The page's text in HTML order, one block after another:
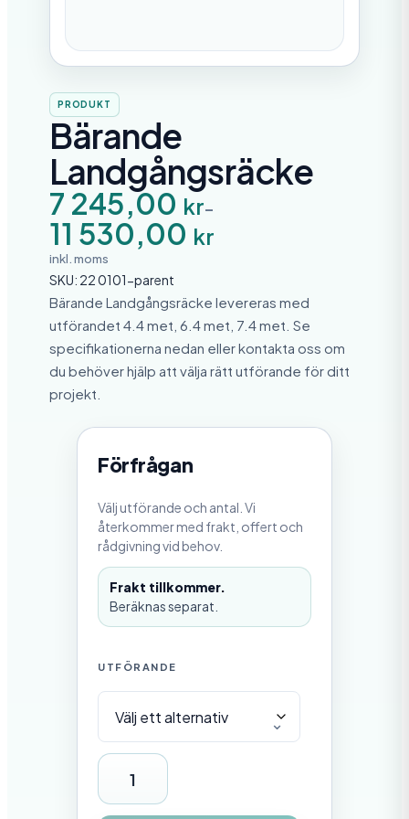
PRODUKT
Bärande
Landgångsräcke
7 245,00 kr–
11 530,00 kr
P
r
i
s
i
n
t
e
r
v
a
l
l
:
inkl. moms
SKU: 22 0101-parent
Bärande Landgångsräcke levereras med
utförandet 4.4 met, 6.4 met, 7.4 met. Se
specifikationerna nedan eller kontakta oss om
du behöver hjälp att välja rätt utförande för ditt
projekt.
Förfrågan
Välj utförande och antal. Vi
återkommer med frakt, offert och
rådgivning vid behov.
Frakt tillkommer.
Beräknas separat.
UTFÖRANDE
B
ä